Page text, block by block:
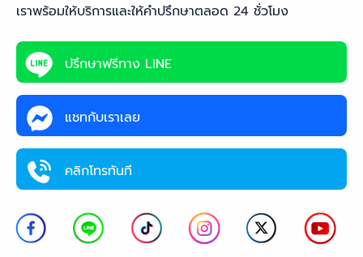
เราพร้อมให้บริการและให้คำปรึกษาตลอด 24 ชั่วโมง
ปรึกษาฟรีทาง LINE
แชทกับเราเลย
คลิกโทรทันที